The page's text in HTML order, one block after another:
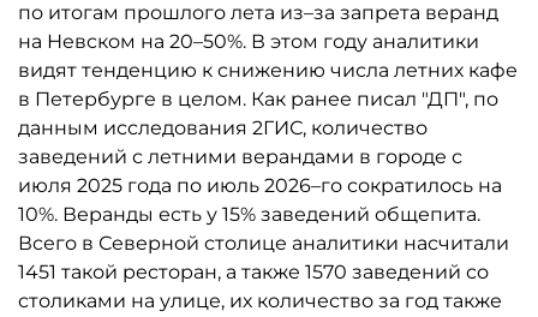
по итогам прошлого лета из–за запрета веранд
на Невском на 20–50%. В этом году аналитики
видят тенденцию к снижению числа летних кафе
в Петербурге в целом. Как ранее писал "ДП", по
данным исследования 2ГИС, количество
заведений с летними верандами в городе с
июля 2025 года по июль 2026–го сократилось на
10%. Веранды есть у 15% заведений общепита.
Всего в Северной столице аналитики насчитали
1451 такой ресторан, а также 1570 заведений со
столиками на улице, их количество за год также